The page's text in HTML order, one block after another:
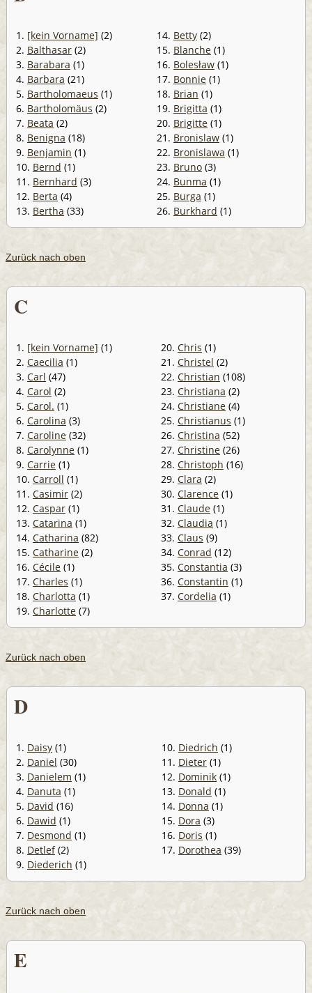
1. [kein Vorname] (2)
2. Balthasar (2)
3. Barabara (1)
4. Barbara (21)
5. Bartholomaeus (1)
6. Bartholomäus (2)
7. Beata (2)
8. Benigna (18)
9. Benjamin (1)
10. Bernd (1)
11. Bernhard (3)
12. Berta (4)
13. Bertha (33)
14. Betty (2)
15. Blanche (1)
16. Bolesław (1)
17. Bonnie (1)
18. Brian (1)
19. Brigitta (1)
20. Brigitte (1)
21. Bronislaw (1)
22. Bronislawa (1)
23. Bruno (3)
24. Bunma (1)
25. Burga (1)
26. Burkhard (1)
Zurück nach oben
C
1. [kein Vorname] (1)
2. Caecilia (1)
3. Carl (47)
4. Carol (2)
5. Carol. (1)
6. Carolina (3)
7. Caroline (32)
8. Carolynne (1)
9. Carrie (1)
10. Carroll (1)
11. Casimir (2)
12. Caspar (1)
13. Catarina (1)
14. Catharina (82)
15. Catharine (2)
16. Cécile (1)
17. Charles (1)
18. Charlotta (1)
19. Charlotte (7)
20. Chris (1)
21. Christel (2)
22. Christian (108)
23. Christiana (2)
24. Christiane (4)
25. Christianus (1)
26. Christina (52)
27. Christine (26)
28. Christoph (16)
29. Clara (2)
30. Clarence (1)
31. Claude (1)
32. Claudia (1)
33. Claus (9)
34. Conrad (12)
35. Constantia (3)
36. Constantin (1)
37. Cordelia (1)
Zurück nach oben
D
1. Daisy (1)
2. Daniel (30)
3. Danielem (1)
4. Danuta (1)
5. David (16)
6. Dawid (1)
7. Desmond (1)
8. Detlef(2)
9. Diederich (1)
10. Diedrich (1)
11. Dieter (1)
12. Dominik (1)
13. Donald (1)
14. Donna (1)
15. Dora (3)
16. Doris (1)
17. Dorothea (39)
Zurück nach oben
E